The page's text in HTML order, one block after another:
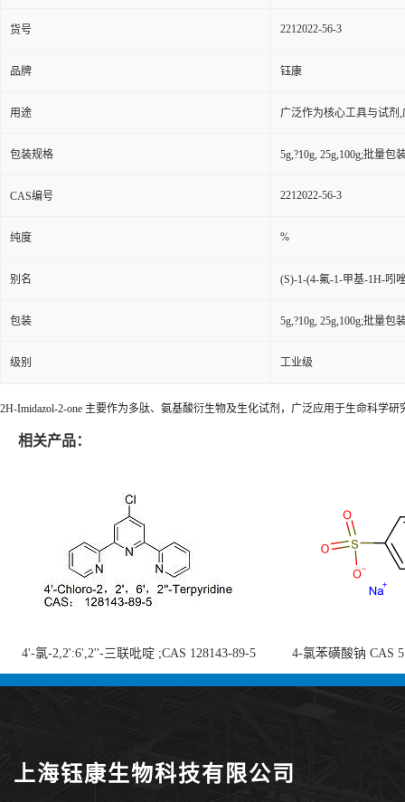
货号 2212022-56-3
品牌 钰康
用途 广泛作为核心工具与试剂
包装规格 5g,?10g, 25g,100g;批量包
CAS编号 2212022-56-3
纯度 %
别名 (S)-1-(4-氟-1-甲基-1H-吲
包装 5g,?10g, 25g,100g;批量包
级别 工业级
2H-Imidazol-2-one 主要作为多肽、氨基酸衍生物及生化试剂，广泛应用于生命科学
相关产品：
4'-氯-2,2':6',2''-三联吡啶 ;CAS 128143-89-5
;4'-Chloro-2,2':6',2''-terpyridine;4-
4-氯苯磺酸钠 CAS
上海钰康生物科技有限公司